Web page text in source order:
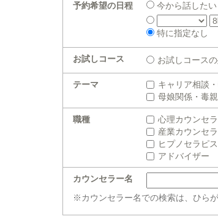
予約希望の日程
今から話したい
特に指定なし
お試しコース お試しコース
テーマ キャリア相談
母娘関係・毒
職種 心理カウンセ
産業カウンセ
ヒプノセラピ
アドバイザー
カウンセラー名
※カウンセラー名での検索は、ひら